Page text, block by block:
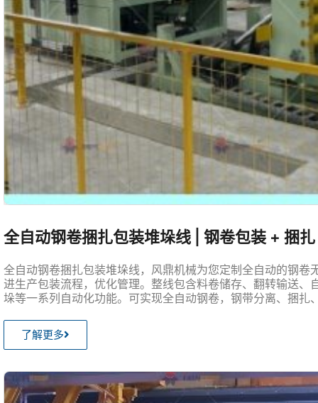
全自动钢卷捆扎包装堆垛线 | 钢卷包装 + 捆
全自动钢卷捆扎包装堆垛线，风鼎机械为您定制全自动的钢卷
进生产包装流程，优化管理。整线包含料卷储存、翻转输送、
垛等一系列自动化功能。可实现全自动钢卷，钢带分离、捆扎
了解更多